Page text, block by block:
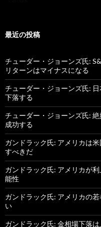
最近の投稿
チューダー・ジョーンズ氏:
リターンはマイナスになる
チューダー・ジョーンズ氏:
下落する
チューダー・ジョーンズ氏:
成功する
ガンドラック氏: アメリカは
すべきだ
ガンドラック氏: アメリカが
能性
ガンドラック氏: アメリカの
い
ガンドラック氏: 金相場下落